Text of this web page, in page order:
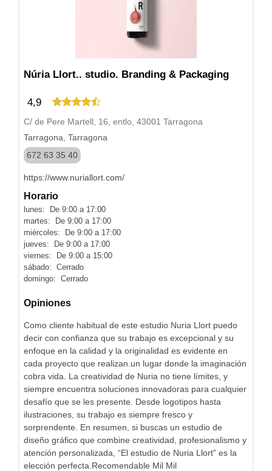
Núria Llort.. studio. Branding & Packaging
4,9
C/ de Pere Martell, 16, entlo, 43001 Tarragona
Tarragona, Tarragona
672 63 35 40
https://www.nuriallort.com/
Horario
lunes: De 9:00 a 17:00
martes: De 9:00 a 17:00
miércoles: De 9:00 a 17:00
jueves: De 9:00 a 17:00
viernes: De 9:00 a 15:00
sábado: Cerrado
domingo: Cerrado
Opiniones
Como cliente habitual de este estudio Nuria Llort puedo
decir con confianza que su trabajo es excepcional y su
enfoque en la calidad y la originalidad es evidente en
cada proyecto que realizan.un lugar donde la imaginación
cobra vida. La creatividad de Nuria no tiene límites, y
siempre encuentra soluciones innovadoras para cualquier
desafío que se les presente. Desde logotipos hasta
ilustraciones, su trabajo es siempre fresco y
sorprendente. En resumen, si buscas un estudio de
diseño gráfico que combine creatividad, profesionalismo y
atención personalizada, “El estudio de Nuria Llort” es la
elección perfecta.Recomendable Mil Mil